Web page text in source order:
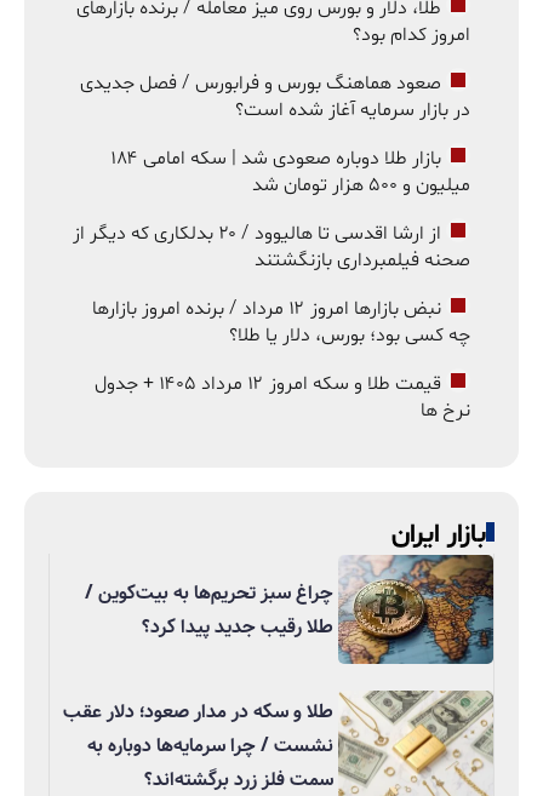
طلا، دلار و بورس روی میز معامله / برنده بازارهای
امروز کدام بود؟
صعود هماهنگ بورس و فرابورس / فصل جدیدی
در بازار سرمایه آغاز شده است؟
بازار طلا دوباره صعودی شد | سکه امامی ۱۸۴
میلیون و ۵۰۰ هزار تومان شد
از ارشا اقدسی تا هالیوود / ۲۰ بدلکاری که دیگر از
صحنه فیلمبرداری بازنگشتند
نبض بازارها امروز ۱۲ مرداد / برنده امروز بازارها
چه کسی بود؛ بورس، دلار یا طلا؟
قیمت طلا و سکه امروز ۱۲ مرداد ۱۴۰۵ + جدول
نرخ ها
بازار ایران
چراغ سبز تحریم‌ها به بیت‌کوین /
طلا رقیب جدید پیدا کرد؟
طلا و سکه در مدار صعود؛ دلار عقب
نشست / چرا سرمایه‌ها دوباره به
سمت فلز زرد برگشته‌اند؟